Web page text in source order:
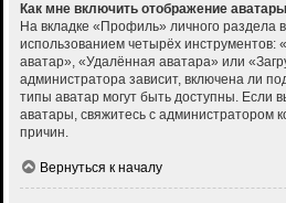
Как мне включить отображение
На вкладке «Профиль» личного раздела
использованием четырёх инструментов:
аватар», «Удалённая аватара» или
администратора зависит, включена ли
типы аватар могут быть доступны. Если
аватары, свяжитесь с администратором
причин.
Вернуться к началу